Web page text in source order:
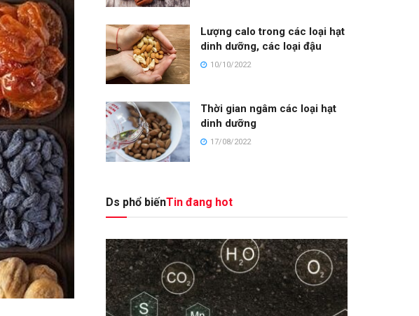
Lượng calo trong các loại hạt
dinh dưỡng, các loại đậu
10/10/2022
Thời gian ngâm các loại hạt
dinh dưỡng
17/08/2022
Ds phổ biếnTin đang hot